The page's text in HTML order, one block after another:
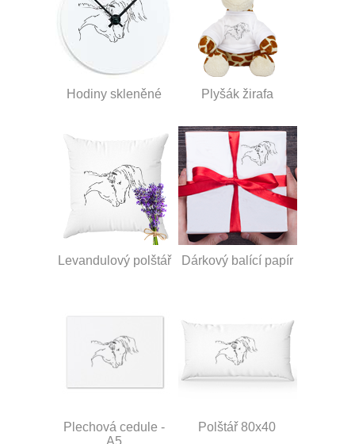
Hodiny skleněné Plyšák žirafa
Levandulový polštář Dárkový balící papír
Plechová cedule -
A5
Polštář 80x40